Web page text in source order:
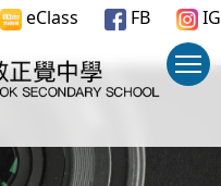
eClass FB IG